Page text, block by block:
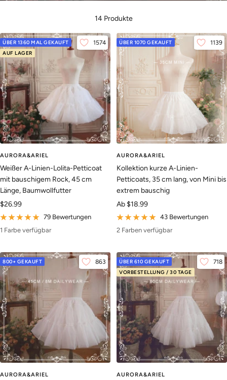
14 Produkte
ÜBER 1360 MAL GEKAUFT
AUF LAGER
1574
AURORA&ARIEL
Weißer A-Linien-Lolita-Petticoat
mit bauschigem Rock, 45 cm
Länge, Baumwollfutter
Angebotspreis
$26.99
79 Bewertungen
1 Farbe verfügbar
ÜBER 1070 GEKAUFT 1139
AURORA&ARIEL
Kollektion kurze A-Linien-
Petticoats, 35 cm lang, von Mini bis
extrem bauschig
Angebotspreis
Ab $18.99
43 Bewertungen
2 Farben verfügbar
800+ GEKAUFT 863
AURORA&ARIEL
ÜBER 610 GEKAUFT
VORBESTELLUNG / 30 TAGE
718
AURORA&ARIEL